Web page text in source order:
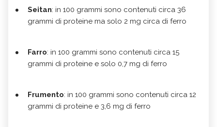
Seitan: in 100 grammi sono contenuti circa 36
grammi di proteine ma solo 2 mg circa di ferro
Farro: in 100 grammi sono contenuti circa 15
grammi di proteine e solo 0,7 mg di ferro
Frumento: in 100 grammi sono contenuti circa 12
grammi di proteine e 3,6 mg di ferro